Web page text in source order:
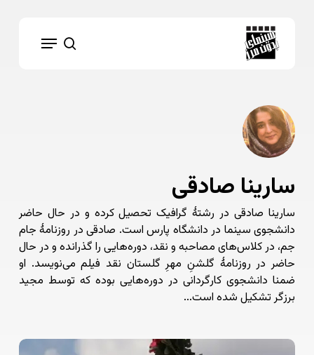
search
Menu
سارینا صادقی
سارینا صادقی در رشتهٔ گرافیک تحصیل کرده و در حال حاضر
دانشجوی سینما در دانشگاه پارس است. صادقی در روزنامهٔ جام
جم، در کلاس‌های مصاحبه و نقد، دوره‌هایی را گذرانده و در حال
حاضر در روزنامهٔ گلشنِ مهرِ گلستان نقد فیلم می‌نویسد. او
ضمنا دانشجوی کارگردانی در دوره‌هایی بوده که توسط مجید
برزگر تشکیل شده است...
سینمای